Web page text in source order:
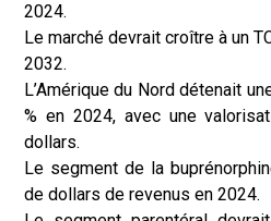
2024.
Le marché devrait croître à un
2032.
L’Amérique du Nord détenait
% en 2024, avec une
dollars.
Le segment de la
de dollars de revenus en 2024.